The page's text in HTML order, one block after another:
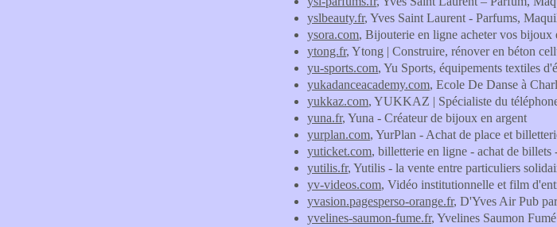
yslbeauty.fr, Yves Saint Laurent - Parfums,
ysora.com, Bijouterie en ligne acheter vos
ytong.fr, Ytong | Construire, rénover en béton
yu-sports.com, Yu Sports, équipements textiles
yukadanceacademy.com, Ecole De Danse à
yukkaz.com, YUKKAZ | Spécialiste du
yuna.fr, Yuna - Créateur de bijoux en argent
yurplan.com, YurPlan - Achat de place et
yuticket.com, billetterie en ligne - achat de billets
yutilis.fr, Yutilis - la vente entre particuliers
yv-videos.com, Vidéo institutionnelle et film
yvasion.pagesperso-orange.fr, D'Yves Air Pub
yvelines-saumon-fume.fr, Yvelines Saumon